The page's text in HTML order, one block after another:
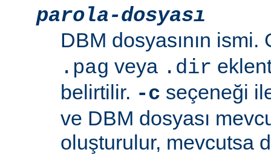
parola-dosyası
DBM dosyasının
.pag veya .dir
belirtilir. -c seçeneği
ve DBM dosyası
oluşturulur, mevcutsa